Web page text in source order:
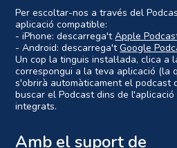
Per escoltar-nos a través del
aplicació compatible:
- iPhone: descarrega'tApple
- Android: descarrega'tGoogle
Un cop la tinguis instal·lada, clica a
correspongui a la teva aplicació (la
s'obrirà automàticament el podcast
buscar el Podcast dins de
integrats.
Amb el suport de